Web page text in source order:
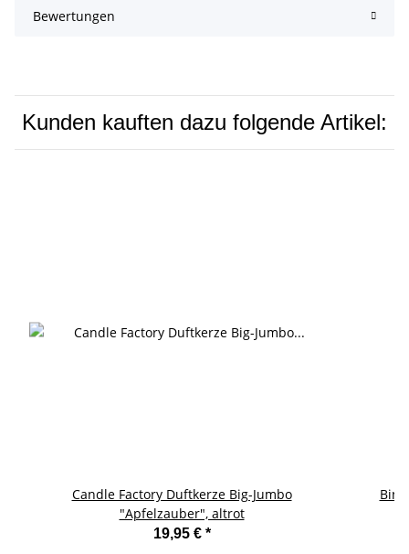
Bewertungen
Kunden kauften dazu folgende Artikel:
Candle Factory Duftkerze Big-Jumbo
"Apfelzauber", altrot
19,95 € *